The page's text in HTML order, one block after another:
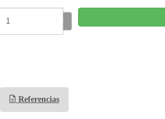
+
Referencias